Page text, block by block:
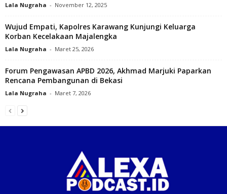
Lala Nugraha - November 12, 2025
Wujud Empati, Kapolres Karawang Kunjungi Keluarga
Korban Kecelakaan Majalengka
Lala Nugraha - Maret 25, 2026
Forum Pengawasan APBD 2026, Akhmad Marjuki Paparkan
Rencana Pembangunan di Bekasi
Lala Nugraha - Maret 7, 2026